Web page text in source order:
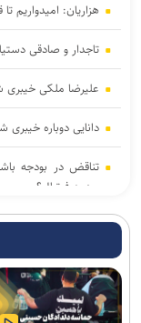
هزاریان: امیدواریم
تاجدار و صادقی
علیرضا ملکی
دانایی دوباره خیبری
بودجه فوتبال؟
فلاح به صنعت نفت
مدیرعامل پرسپولیس
مدال طلای زارعی در